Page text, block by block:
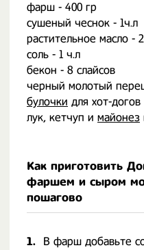
фарш - 400 гр
сушеный чеснок - 1ч.л
растительное масло -
соль - 1 ч.л
бекон - 8 слайсов
черный молотый
булочки для хот-
лук, кетчуп и майонез
Как приготовить
фаршем и сыром
пошагово
1.
В фарш добавьте